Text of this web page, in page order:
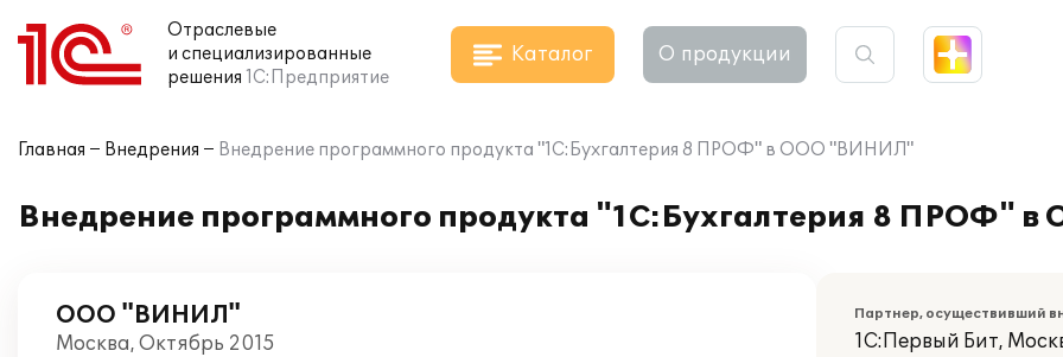
Отраслевые
и специализированные
решения 1С:Предприятие
Каталог О продукции
Главная Внедрения Внедрение программного продукта "1С:Бухгалтерия 8 ПРОФ" в ООО "ВИНИЛ"
Внедрение программного продукта "1С:Бухгалтерия 8 ПРОФ"
ООО "ВИНИЛ"
Москва, Октябрь 2015
Партнер, осуществивший
1С:Первый Бит,